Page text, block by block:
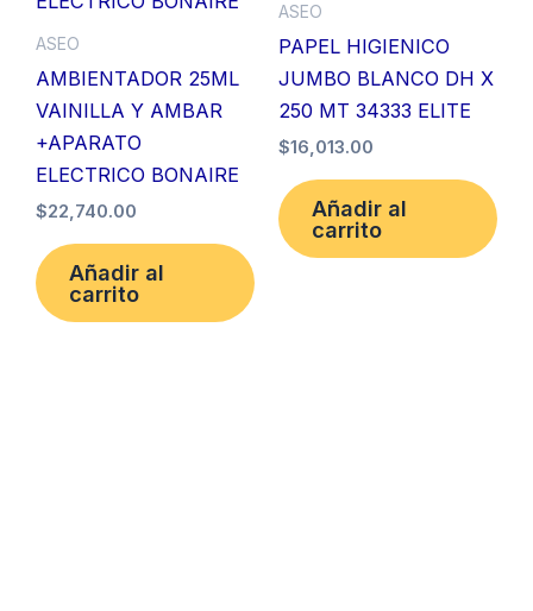
ASEO
AMBIENTADOR 25ML
VAINILLA Y AMBAR
+APARATO
ELECTRICO BONAIRE
$22,740.00
Añadir al
carrito
ASEO
PAPEL HIGIENICO
JUMBO BLANCO DH X
250 MT 34333 ELITE
$16,013.00
Añadir al
carrito